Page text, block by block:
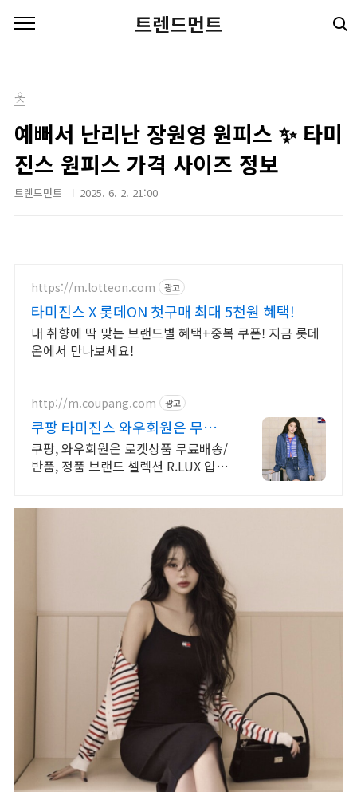
트렌드먼트
옷
예뻐서 난리난 장원영 원피스 ✨ 타미
진스 원피스 가격 사이즈 정보
트렌드먼트 2025. 6. 2. 21:00
https://m.lotteon.com 광고
타미진스 X 롯데ON 첫구매 최대 5천원 혜택!
내 취향에 딱 맞는 브랜드별 혜택+중복 쿠폰! 지금 롯데
온에서 만나보세요!
http://m.coupang.com 광고
쿠팡 타미진스 와우회원은 무제한
무료배송
쿠팡, 와우회원은 로켓상품 무료배송/
반품, 정품 브랜드 셀렉션 R.LUX 입